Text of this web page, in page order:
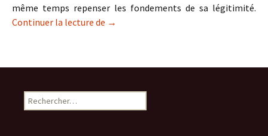
même temps repenser les fondements de sa légitimité.
Continuer la lecture de La représentation en question
→
Rechercher :